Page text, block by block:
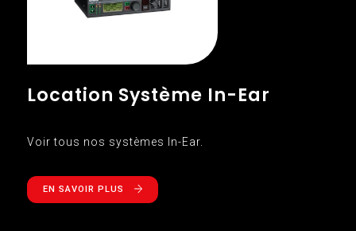
Location Système In-Ear
Voir tous nos systèmes In-Ear.
EN SAVOIR PLUS